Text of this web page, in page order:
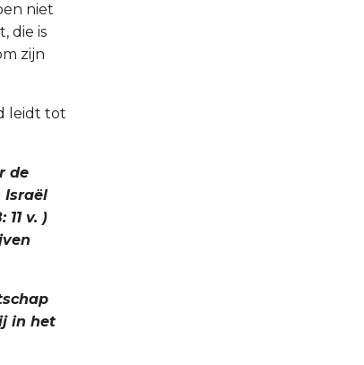
niet
die is
zijn
leidt tot
de
Israël
v. )
in het